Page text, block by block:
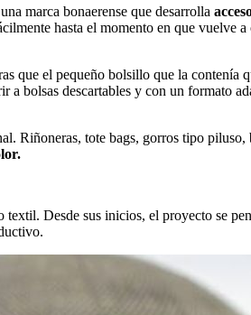
marca bonaerense que desarrolla
hasta el momento en que vuelve
que el pequeño bolsillo que la contenía
bolsas descartables y con un formato
Riñoneras, tote bags, gorros tipo piluso,
textil. Desde sus inicios, el proyecto se